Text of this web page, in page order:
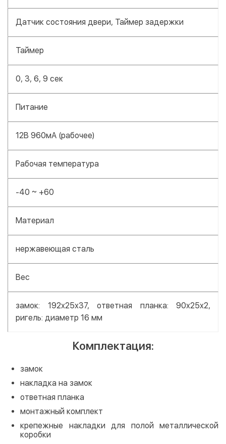
Датчик состояния двери, Таймер задержки
Таймер
0, 3, 6, 9 сек
Питание
12В 960мА (рабочее)
Рабочая температура
-40 ~ +60
Материал
нержавеющая сталь
Вес
замок: 192x25x37, ответная планка: 90x25x2,
ригель: диаметр 16 мм
Комплектация:
замок
накладка на замок
ответная планка
монтажный комплект
крепежные накладки для полой металлической
коробки